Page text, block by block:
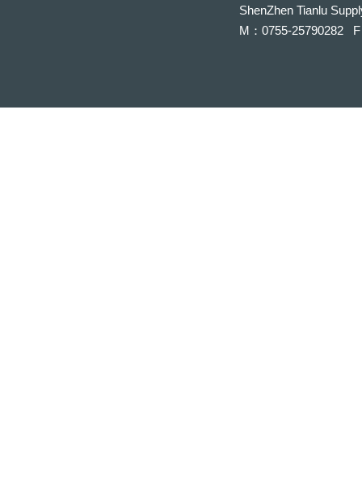
ShenZhen Tianlu
M：0755-25790282 F